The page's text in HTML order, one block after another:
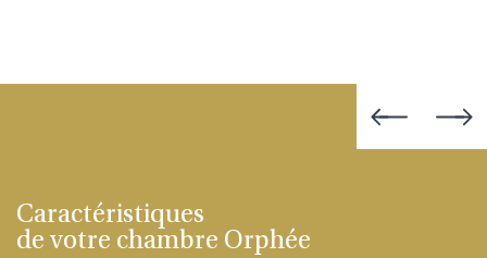
Caractéristiques
de votre chambre Orphée